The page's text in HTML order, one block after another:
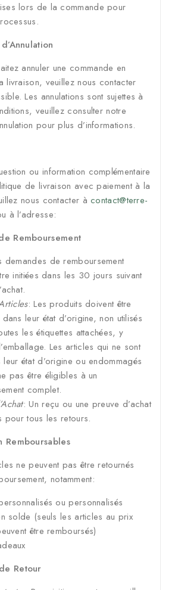
lors de la commande pour
annuler une commande en
livraison, veuillez nous contacter
Les annulations sont sujettes à
veuillez consulter notre
pour plus d’informations.
ou information complémentaire
de livraison avec paiement à la
nous contacter àcontact@terre-
à l’adresse:
Remboursement
demandes de remboursement
initiées dans les 30 jours suivant
: Les produits doivent être
leur état d’origine, non utilisés
les étiquettes attachées, y
Les articles qui ne sont
état d’origine ou endommagés
pas être éligibles à un
complet.
: Un reçu ou une preuve d’achat
pour tous les retours.
Remboursables
ne peuvent pas être retournés
notamment:
ou personnalisés
solde (seuls les articles au prix
être remboursés)
Retour